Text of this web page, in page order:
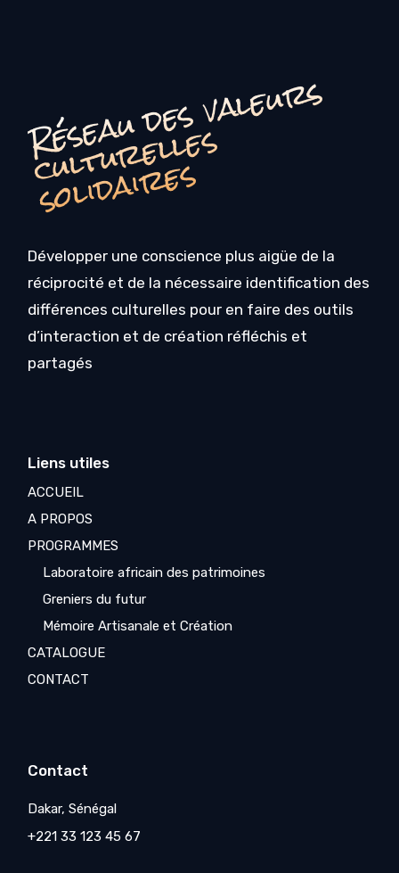
R
é
s
e
a
u
d
e
s
v
a
l
e
u
r
s
c
u
l
t
u
r
e
l
l
e
s
s
o
li
d
ai
r
e
s
Développer une conscience plus aigüe de la
réciprocité et de la nécessaire identification des
différences culturelles pour en faire des outils
d’interaction et de création réfléchis et
partagés
Liens utiles
ACCUEIL
A PROPOS
PROGRAMMES
Laboratoire africain des patrimoines
Greniers du futur
Mémoire Artisanale et Création
CATALOGUE
CONTACT
Contact
Dakar, Sénégal
+221 33 123 45 67